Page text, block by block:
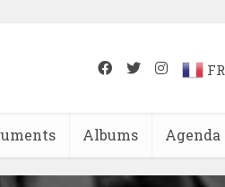
FR
Albums Agenda